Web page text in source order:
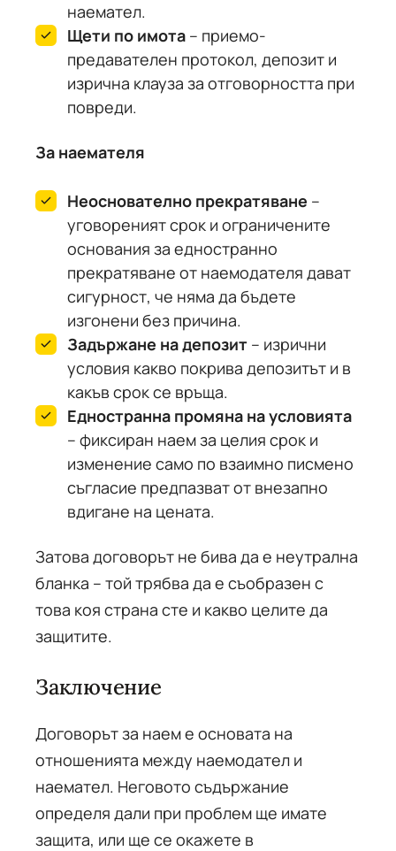
наемател.
Щети по имота – приемо-
предавателен протокол, депозит и
изрична клауза за отговорността при
повреди.
За наемателя
Неоснователно прекратяване –
уговореният срок и ограничените
основания за едностранно
прекратяване от наемодателя дават
сигурност, че няма да бъдете
изгонени без причина.
Задържане на депозит – изрични
условия какво покрива депозитът и в
какъв срок се връща.
Едностранна промяна на условията
– фиксиран наем за целия срок и
изменение само по взаимно писмено
съгласие предпазват от внезапно
вдигане на цената.
Затова договорът не бива да е неутрална
бланка – той трябва да е съобразен с
това коя страна сте и какво целите да
защитите.
Заключение
Договорът за наем е основата на
отношенията между наемодател и
наемател. Неговото съдържание
определя дали при проблем ще имате
защита, или ще се окажете в